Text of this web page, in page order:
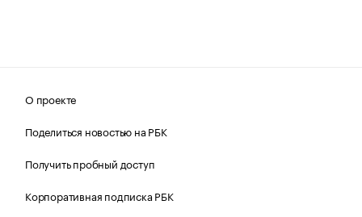
О проекте
Поделиться новостью на РБК
Получить пробный доступ
Корпоративная подписка РБК